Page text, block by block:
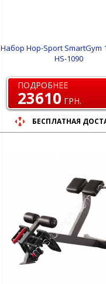
Набор Hop-Sport SmartGym
HS-1090
ПОДРОБНЕЕ
23610 ГРН.
БЕСПЛАТНАЯ